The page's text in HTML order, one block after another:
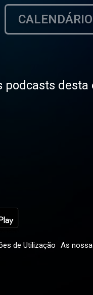
CALENDÁRIO
podcasts
de Utilização As